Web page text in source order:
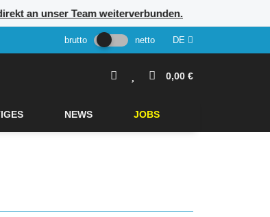
an unser Team weiterverbunden.
brutto netto DE
0,00 €
NEWS JOBS